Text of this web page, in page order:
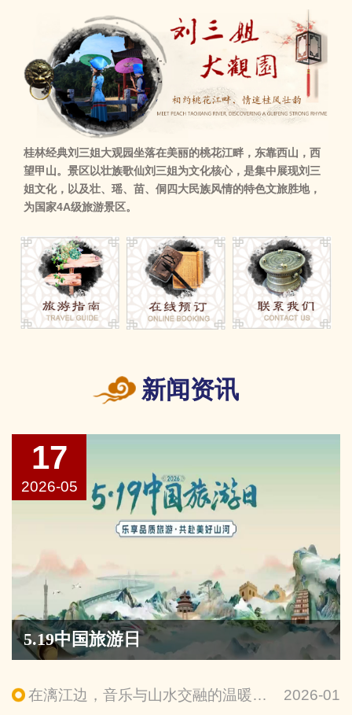
桂林经典刘三姐大观园坐落在美丽的桃花江畔，东靠西山，西
望甲山。景区以壮族歌仙刘三姐为文化核心，是集中展现刘三
姐文化，以及壮、瑶、苗、侗四大民族风情的特色文旅胜地，
为国家4A级旅游景区。
新闻资讯
5.19中国旅游日
17
2026-05
在漓江边，音乐与山水交融的温暖旅程——微短剧《漓歌》全网上线 2026-01